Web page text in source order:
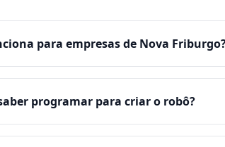
para empresas de Nova
programar para criar o robô?